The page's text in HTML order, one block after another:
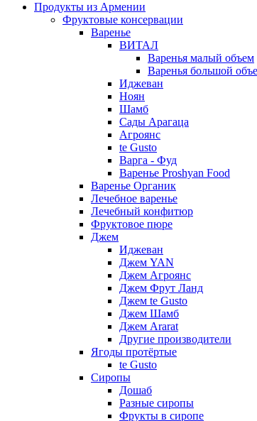
Продукты из Армении
Фруктовые консервации
Варенье
ВИТАЛ
Варенья малый объем
Варенья большой
Иджеван
Ноян
Шамб
Сады Арагаца
Агроянс
te Gusto
Варга - Фуд
Варенье Proshyan Food
Варенье Органик
Лечебное варенье
Лечебный конфитюр
Фруктовое пюре
Джем
Иджеван
Джем YAN
Джем Агроянс
Джем Фрут Ланд
Джем te Gusto
Джем Шамб
Джем Ararat
Другие производители
Ягоды протёртые
te Gusto
Сиропы
Дошаб
Разные сиропы
Фрукты в сиропе